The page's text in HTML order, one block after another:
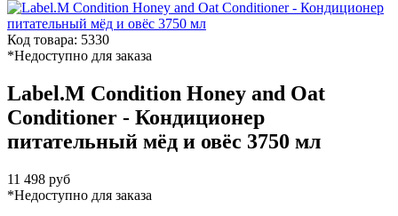
Код товара: 5330
*Недоступно для заказа
Label.M Condition Honey and Oat
Conditioner - Кондиционер
питательный мёд и овёс 3750 мл
11 498 руб
*Недоступно для заказа